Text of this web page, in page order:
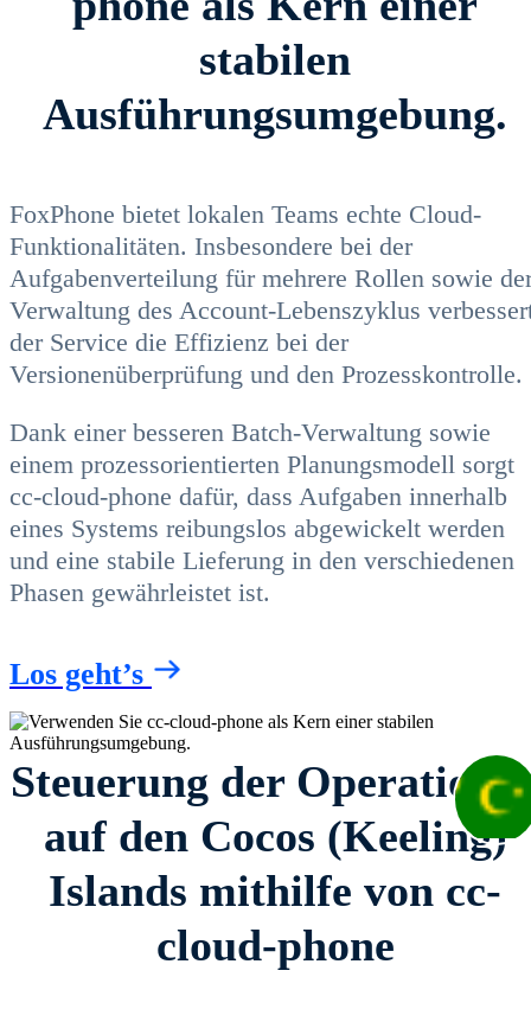
stabilen
Ausführungsumgebung.
FoxPhone bietet lokalen Teams echte Cloud-
Funktionalitäten. Insbesondere bei der
Aufgabenverteilung für mehrere Rollen sowie
Verwaltung des Account-Lebenszyklus
der Service die Effizienz bei der
Versionenüberprüfung und den Prozesskontrolle.
Dank einer besseren Batch-Verwaltung sowie
einem prozessorientierten Planungsmodell sorgt
cc-cloud-phone dafür, dass Aufgaben innerhalb
eines Systems reibungslos abgewickelt werden
und eine stabile Lieferung in den verschiedenen
Phasen gewährleistet ist.
Los geht’s
Steuerung der
auf den Cocos (Keeling)
Islands mithilfe von cc-
cloud-phone